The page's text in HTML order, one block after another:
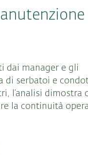
dai manager e gli
di serbatoi e
l’analisi dimostra
la continuità